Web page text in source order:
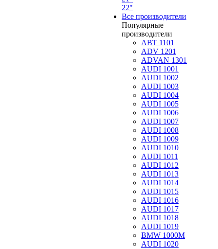
22"
Все производители
Популярные
производители
ABT 1101
ADV 1201
ADVAN 1301
AUDI 1001
AUDI 1002
AUDI 1003
AUDI 1004
AUDI 1005
AUDI 1006
AUDI 1007
AUDI 1008
AUDI 1009
AUDI 1010
AUDI 1011
AUDI 1012
AUDI 1013
AUDI 1014
AUDI 1015
AUDI 1016
AUDI 1017
AUDI 1018
AUDI 1019
BMW 1000M
AUDI 1020